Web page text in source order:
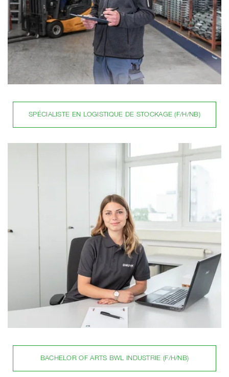
SPÉCIALISTE EN LOGISTIQUE DE STOCKAGE (F/H/NB)
BACHELOR OF ARTS BWL INDUSTRIE (F/H/NB)